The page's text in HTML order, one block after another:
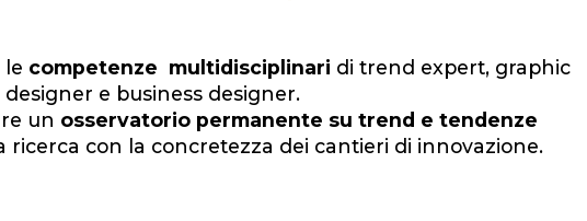
le competenze multidisciplinari di trend expert, graphic
designer e business designer.
un osservatorio permanente su trend e tendenze
ricerca con la concretezza dei cantieri di innovazione.